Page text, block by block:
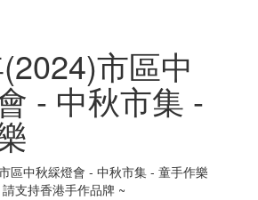
市區中
- 中秋市集 -
請支持香港手作品牌 ~